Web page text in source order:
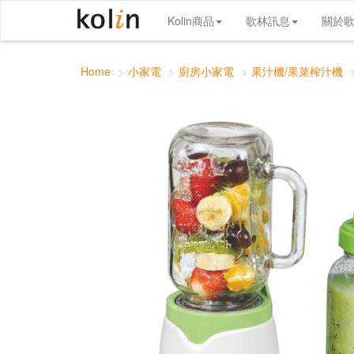
歌林隨鮮杯果汁機(雙杯組)
Kolin商品 歌林訊息 關於
Home 小家電 廚房小家電 果汁機/果菜榨汁機